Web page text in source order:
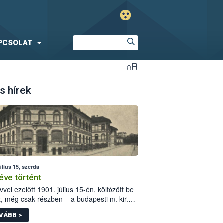
hírek
15, szerda
történt
ezelőtt 1901. július 15-én, költözött be
még csak részben – a budapesti m. kir.
állomás a Kis Rókus utca
alatti, Czigler Győző által tervezett új
>